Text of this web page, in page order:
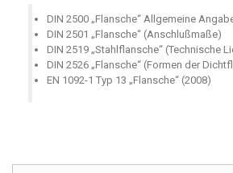
DIN 2500 „Flansche“ Allgemeine
DIN 2501 „Flansche“ (Anschlußmaße)
DIN 2519 „Stahlflansche“ (Technische
DIN 2526 „Flansche“ (Formen der
EN 1092-1 Typ 13 „Flansche“ (2008)